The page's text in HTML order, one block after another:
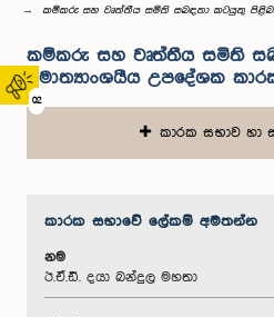
02
කම්කරු සහ වෘත්තීය සමිති සබඳතා කටයුතු පිළිබඳ
කම්කරු සහ වෘත්තීය සමිති
අමාත්‍යාංශයීය උපදේශක
කාරක සභාව හා
කාරක සභා‌වේ ලේකම් අමතන්න
නම
ඊ.ඒ.ඩී. දයා බන්දුල මහතා